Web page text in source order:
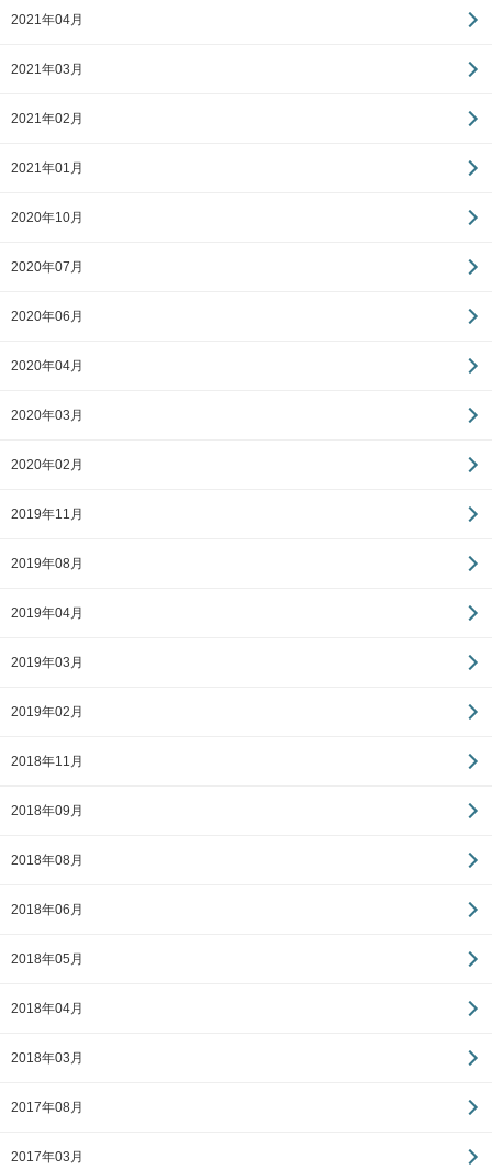
2021年04月
2021年03月
2021年02月
2021年01月
2020年10月
2020年07月
2020年06月
2020年04月
2020年03月
2020年02月
2019年11月
2019年08月
2019年04月
2019年03月
2019年02月
2018年11月
2018年09月
2018年08月
2018年06月
2018年05月
2018年04月
2018年03月
2017年08月
2017年03月